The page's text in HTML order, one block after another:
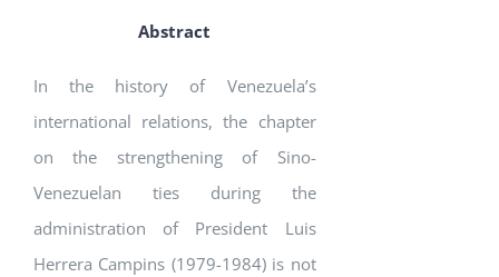
Abstract
In the history of Venezuela’s
international relations, the chapter
on the strengthening of Sino-
Venezuelan ties during the
administration of President Luis
Herrera Campins (1979-1984) is not